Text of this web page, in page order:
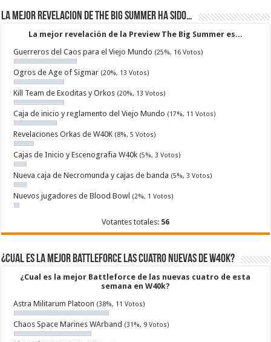
La mejor revelacion de The Big Summer ha sido…
La mejor revelación de la Preview The Big Summer es...
Guerreros del Caos para el Viejo Mundo (25%, 16 Votos)
Ogros de Age of Sigmar (20%, 13 Votos)
Kill Team de Exoditas y Orkos (20%, 13 Votos)
Caja de inicio y reglamento del Viejo Mundo (17%, 11 Votos)
Revelaciones Orkas de W40K (8%, 5 Votos)
Cajas de Inicio y Escenografia W40k (5%, 3 Votos)
Nueva caja de Necromunda y cajas de banda (5%, 3 Votos)
Nuevos jugadores de Blood Bowl (2%, 1 Votos)
Votantes totales: 56
¿Cual es la mejor Battleforce las cuatro nuevas de W40k?
¿Cual es la mejor Battleforce de las nuevas cuatro de esta
semana en W40k?
Astra Militarum Platoon (38%, 11 Votos)
Chaos Space Marines WArband (31%, 9 Votos)